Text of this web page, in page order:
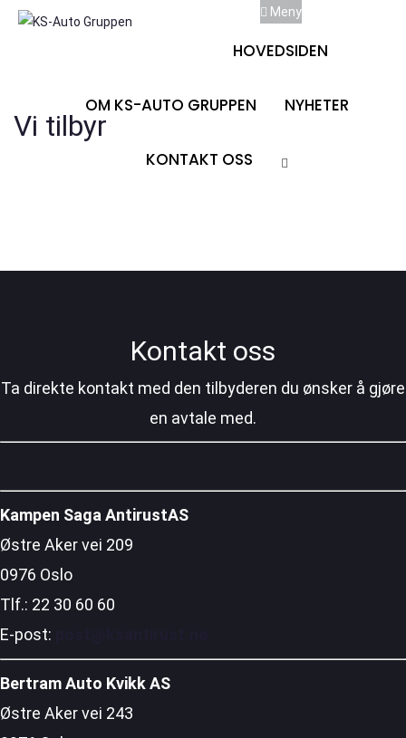
Meny
HOVEDSIDEN
OM KS-AUTO GRUPPEN NYHETER
KONTAKT OSS
Vi tilbyr
Kontakt oss
Ta direkte kontakt med den tilbyderen du ønsker å gjøre
en avtale med.
Kampen Saga AntirustAS
Østre Aker vei 209
0976 Oslo
Tlf.: 22 30 60 60
E-post:
Bertram Auto Kvikk AS
Østre Aker vei 243